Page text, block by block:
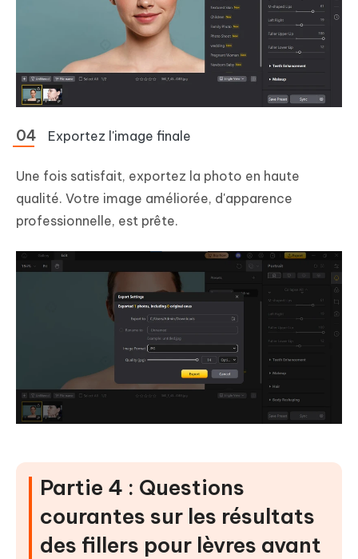
Exportez l'image finale
Une fois satisfait, exportez la photo en haute
qualité. Votre image améliorée, d'apparence
professionnelle, est prête.
Partie 4 : Questions
courantes sur les résultats
des fillers pour lèvres avant